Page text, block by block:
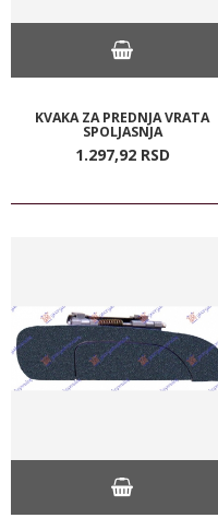
KVAKA ZA PREDNJA VRATA
SPOLJASNJA
1.297,92 RSD